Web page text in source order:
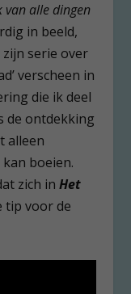
van alle dingen
in beeld,
serie over
verscheen in
die ik deel
de ontdekking
alleen
boeien.
zich inHet
tip voor de